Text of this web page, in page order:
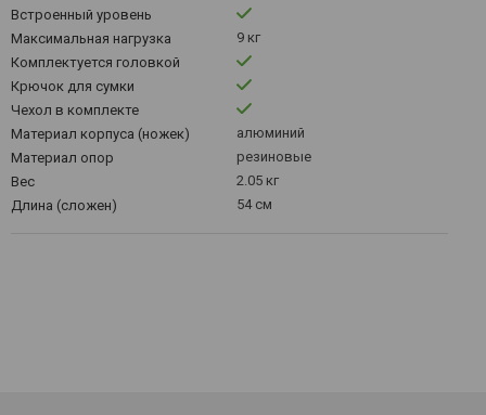
Встроенный уровень
Максимальная нагрузка
9 кг
Комплектуется головкой
Крючок для сумки
Чехол в комплекте
Материал корпуса (ножек)
алюминий
Материал опор
резиновые
Вес
2.05 кг
Длина (сложен)
54 см